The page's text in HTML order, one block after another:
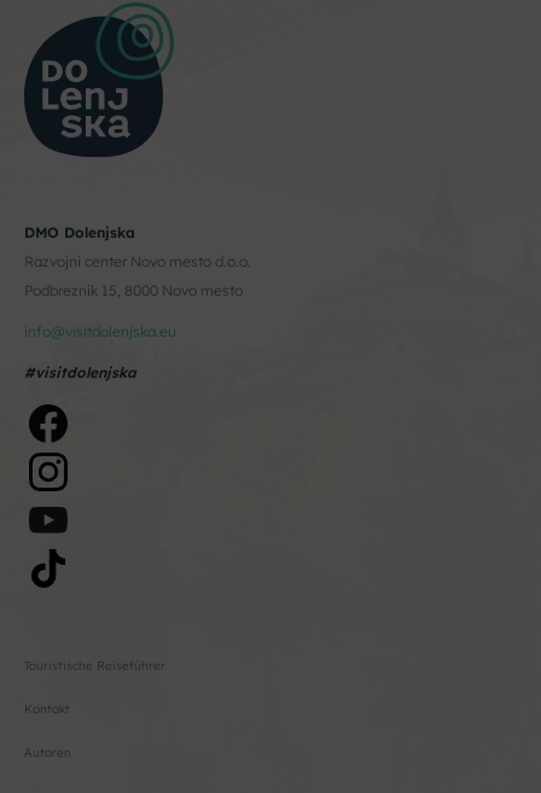
DMO Dolenjska
Razvojni center Novo mesto d.o.o.
Podbreznik 15, 8000 Novo mesto
info@visitdolenjska.eu
#visitdolenjska
Touristische Reiseführer
Kontakt
Autoren